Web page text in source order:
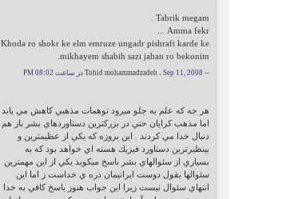
Tabrik megam .
Amma fekr ...
Khoda ro shokr ke elm emruze ungadr pishraft karde ke
mikhayem shabih sazi jahan ro bekonim.
-- Tohid mohammadzadeh ، Sep 11, 2008 در ساعت 08:02 PM
هر جه كه علم به جلو ميرود توهمات مذهبي كاهش مي يابد
اما مذهب كرايان حتي در بزركترين دستاوردهاي بشر باز هم
دنبال خدا مي كردند . اين بروزه كه يكي از عظيمترين و
بينظيرترين دستاورد فيزيك هسته اي خواهد بود كه به
بسياري از سئوالهاي بشر باسخ ميكويد يكي از اين مهمترين
سئوالها بقول دوست ايرانيمان ذره ي خداست ز اما اين
انتهاي سئوال نيست زيرا اين جواب هنوز باسخ كافي به خدا